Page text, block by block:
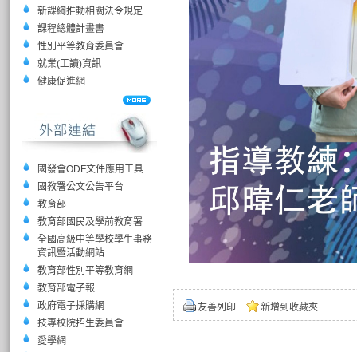
新課綱推動相關法令規定
課程總體計畫書
性別平等教育委員會
就業(工讀)資訊
健康促進網
國發會ODF文件應用工具
國教署公文公告平台
教育部
教育部國民及學前教育署
全國高級中等學校學生事務
資訊暨活動網站
教育部性別平等教育網
教育部電子報
政府電子採購網
技專校院招生委員會
愛學網
友善列印 新增到收藏夾